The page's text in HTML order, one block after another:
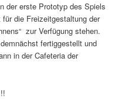
der erste Prototyp des Spiels
die Freizeitgestaltung der
zur Verfügung stehen.
fertiggestellt und
in der Cafeteria der